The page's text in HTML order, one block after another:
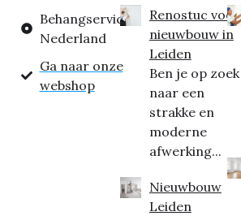
Behangservice
Nederland
Ga naar onze
webshop
Renostuc voor
nieuwbouw in
Leiden
Ben je op zoek
naar een
strakke en
moderne
afwerking...
Nieuwbouw
Leiden